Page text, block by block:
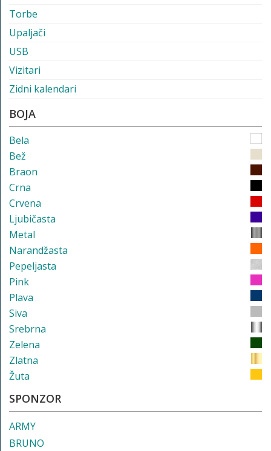
Torbe
Upaljači
USB
Vizitari
Zidni kalendari
BOJA
Bela
Bež
Braon
Crna
Crvena
Ljubičasta
Metal
Narandžasta
Pepeljasta
Pink
Plava
Siva
Srebrna
Zelena
Zlatna
Žuta
SPONZOR
ARMY
BRUNO